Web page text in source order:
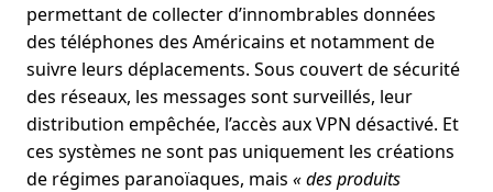
permettant de collecter d’innombrables données
des téléphones des Américains et notamment de
suivre leurs déplacements. Sous couvert de sécurité
des réseaux, les messages sont surveillés, leur
distribution empêchée, l’accès aux VPN désactivé. Et
ces systèmes ne sont pas uniquement les créations
de régimes paranoïaques, mais « des produits